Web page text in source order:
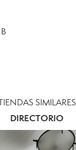
SIMILARES
DIRECTORIO